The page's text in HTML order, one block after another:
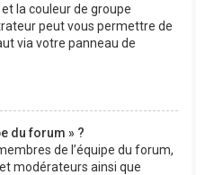
la couleur de groupe
peut vous permettre de
via votre panneau de
du forum » ?
de l’équipe du forum,
modérateurs ainsi que